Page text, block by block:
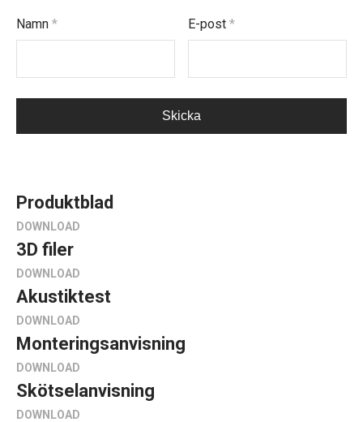
Namn * E-post*
Produktblad
DOWNLOAD
3D filer
DOWNLOAD
Akustiktest
DOWNLOAD
Monteringsanvisning
DOWNLOAD
Skötselanvisning
DOWNLOAD